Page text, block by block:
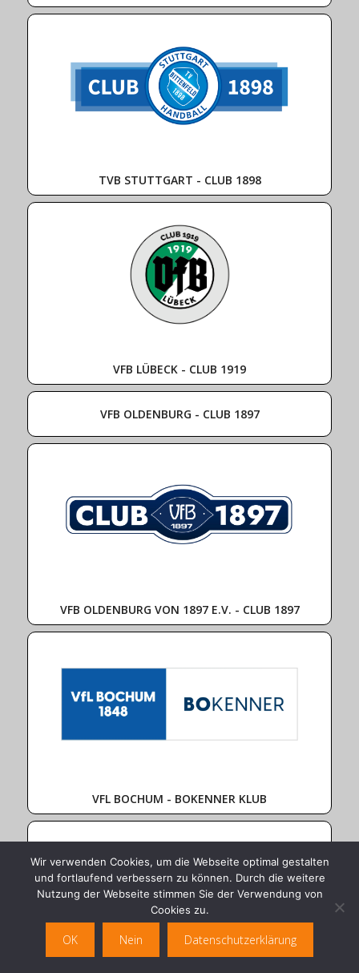
TVB STUTTGART - CLUB 1898
VFB LÜBECK - CLUB 1919
VFB OLDENBURG - CLUB 1897
VFB OLDENBURG VON 1897 E.V. - CLUB 1897
VFL BOCHUM - BOKENNER KLUB
Wir verwenden Cookies, um die Webseite optimal gestalten
und fortlaufend verbessern zu können. Durch die weitere
Nutzung der Webseite stimmen Sie der Verwendung von
Cookies zu.
OK Nein Datenschutzerklärung